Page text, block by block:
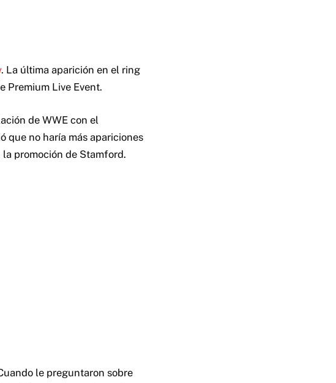
. La última aparición en el ring
Premium Live Event.
de WWE con el
que no haría más apariciones
promoción de Stamford.
le preguntaron sobre